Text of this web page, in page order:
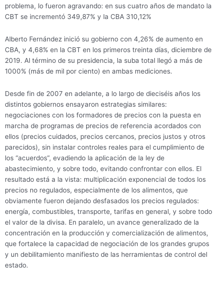
problema, lo fueron agravando: en sus cuatro años de mandato la
CBT se incrementó 349,87% y la CBA 310,12%
Alberto Fernández inició su gobierno con 4,26% de aumento en
CBA, y 4,68% en la CBT en los primeros treinta días, diciembre de
2019. Al término de su presidencia, la suba total llegó a más de
1000% (más de mil por ciento) en ambas mediciones.
Desde fin de 2007 en adelante, a lo largo de dieciséis años los
distintos gobiernos ensayaron estrategias similares:
negociaciones con los formadores de precios con la puesta en
marcha de programas de precios de referencia acordados con
ellos (precios cuidados, precios cercanos, precios justos y otros
parecidos), sin instalar controles reales para el cumplimiento de
los “acuerdos”, evadiendo la aplicación de la ley de
abastecimiento, y sobre todo, evitando confrontar con ellos. El
resultado está a la vista: multiplicación exponencial de todos los
precios no regulados, especialmente de los alimentos, que
obviamente fueron dejando desfasados los precios regulados:
energía, combustibles, transporte, tarifas en general, y sobre todo
el valor de la divisa. En paralelo, un avance generalizado de la
concentración en la producción y comercialización de alimentos,
que fortalece la capacidad de negociación de los grandes grupos
y un debilitamiento manifiesto de las herramientas de control del
estado.